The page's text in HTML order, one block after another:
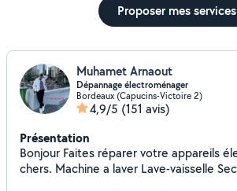
Proposer mes services
Muhamet Arnaout
Dépannage électroménager
Bordeaux (Capucins-Victoire 2)
4,9/5 (151 avis)
Présentation
Bonjour Faites réparer votre appareils électroménager pas
chers. Machine a laver Lave-vaisselle Seche linge Four